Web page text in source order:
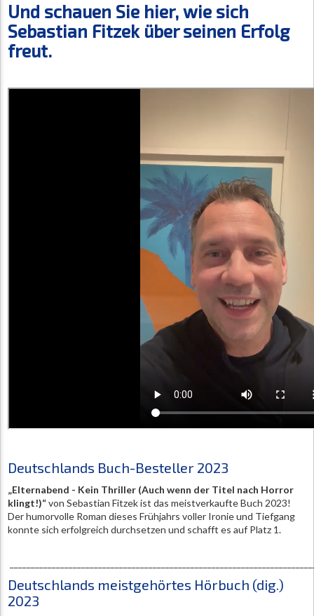
Und schauen Sie hier, wie sich
Sebastian Fitzek über seinen Erfolg
freut.
Deutschlands Buch-Besteller 2023
„Elternabend - Kein Thriller (Auch wenn der Titel nach Horror
klingt!)“von Sebastian Fitzek ist das meistverkaufte Buch 2023!
Der humorvolle Roman dieses Frühjahrs voller Ironie und Tiefgang
konnte sich erfolgreich durchsetzen und schafft es auf Platz 1.
Deutschlands meistgehörtes Hörbuch (dig.)
2023